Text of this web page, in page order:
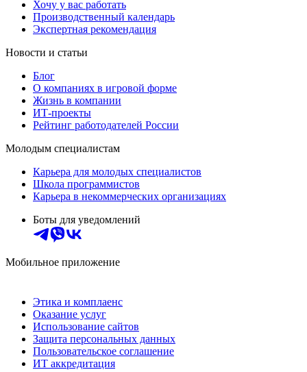
Хочу у вас работать
Производственный календарь
Экспертная рекомендация
Новости и статьи
Блог
О компаниях в игровой форме
Жизнь в компании
ИТ-проекты
Рейтинг работодателей России
Молодым специалистам
Карьера для молодых специалистов
Школа программистов
Карьера в некоммерческих организациях
Боты для уведомлений
Мобильное приложение
Этика и комплаенс
Оказание услуг
Использование сайтов
Защита персональных данных
Пользовательское соглашение
ИТ аккредитация